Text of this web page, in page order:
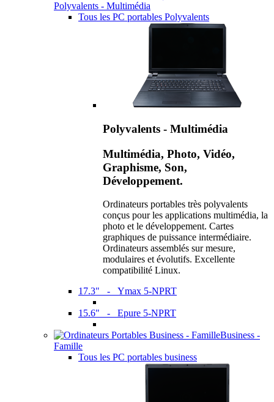
Polyvalents - Multimédia
Tous les PC portables Polyvalents
Polyvalents - Multimédia
Multimédia, Photo, Vidéo,
Graphisme, Son,
Développement.
Ordinateurs portables très polyvalents
conçus pour les applications multimédia, la
photo et le développement. Cartes
graphiques de puissance intermédiaire.
Ordinateurs assemblés sur mesure,
modulaires et évolutifs. Excellente
compatibilité Linux.
17.3" - Ymax 5-NPRT
15.6" - Epure 5-NPRT
Business -
Famille
Tous les PC portables business